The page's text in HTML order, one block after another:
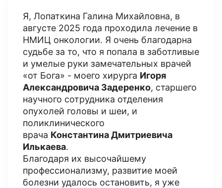
Я, Лопаткина Галина Михайловна, в
августе 2025 года проходила лечение в
НМИЦ онкологии. Я очень благодарна
судьбе за то, что я попала в заботливые
и умелые руки замечательных врачей
«от Бога» - моего хирурга Игоря
Александровича Задеренко, старшего
научного сотрудника отделения
опухолей головы и шеи, и
поликлинического
врача КонстантинаДмитриевича
Илькаева.
Благодаря их высочайшему
профессионализму, развитие моей
болезни удалось остановить, я уже